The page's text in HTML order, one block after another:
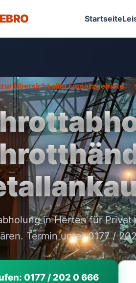
Startseite
Übersicht aller Einsatzgebiete
in Herten für
Termin unter 0177 /
0177 / 202 0 666